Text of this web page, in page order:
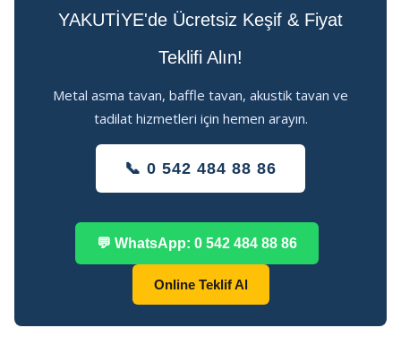
YAKUTİYE'de Ücretsiz Keşif & Fiyat
Teklifi Alın!
Metal asma tavan, baffle tavan, akustik tavan ve
tadilat hizmetleri için hemen arayın.
📞 0 542 484 88 86
💬 WhatsApp: 0 542 484 88 86
Online Teklif Al